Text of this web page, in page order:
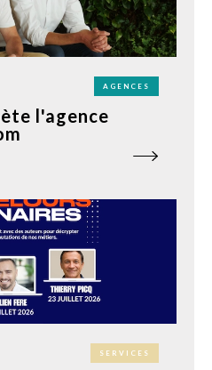
AGENCES
l'agence
SERVICES